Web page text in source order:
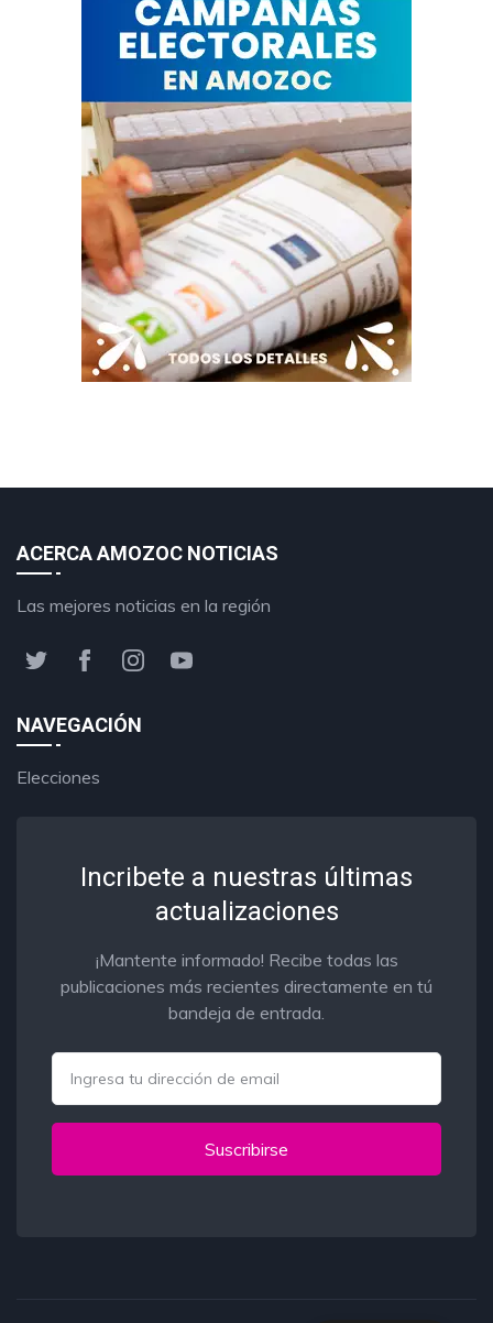
ACERCA AMOZOC NOTICIAS
Las mejores noticias en la región
NAVEGACIÓN
Elecciones
Incribete a nuestras últimas
actualizaciones
¡Mantente informado! Recibe todas las
publicaciones más recientes directamente en tú
bandeja de entrada.
Suscribirse